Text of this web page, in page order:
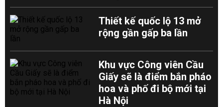
Thiết kế quốc lộ 13 mở
rộng gần gấp ba lần
Khu vực Công viên Cầu
Giấy sẽ là điểm bắn pháo
hoa và phố đi bộ mới tại
Hà Nội